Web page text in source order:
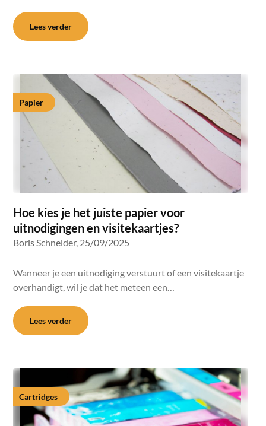
Lees verder
Papier
Hoe kies je het juiste papier voor
uitnodigingen en visitekaartjes?
Boris Schneider, 25/09/2025
Wanneer je een uitnodiging verstuurt of een visitekaartje
overhandigt, wil je dat het meteen een…
Lees verder
Cartridges